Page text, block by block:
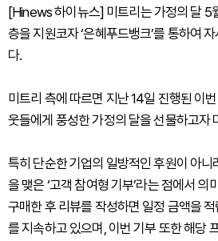
[Hinews 하이뉴스] 미트리는 가정의 달 5
층을 지원코자 ‘은혜푸드뱅크’를 통하여
다.
미트리 측에 따르면 지난 14일 진행된 이
웃들에게 풍성한 가정의 달을 선물하고자
특히 단순한 기업의 일방적인 후원이 아니
을 맺은 ‘고객 참여형 기부’라는 점에서 의
구매한 후 리뷰를 작성하면 일정 금액을
를 지속하고 있으며, 이번 기부 또한 해당